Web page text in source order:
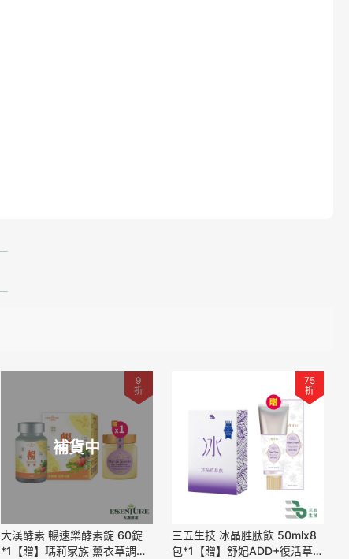
補貨中
9
折
大漢酵素 暢速樂酵素錠 60錠
*1【贈】瑪莉家族 薰衣草調製
75
折
三五生技 冰晶胜肽飲 50mlx8
包*1【贈】舒妃ADD+復活草修